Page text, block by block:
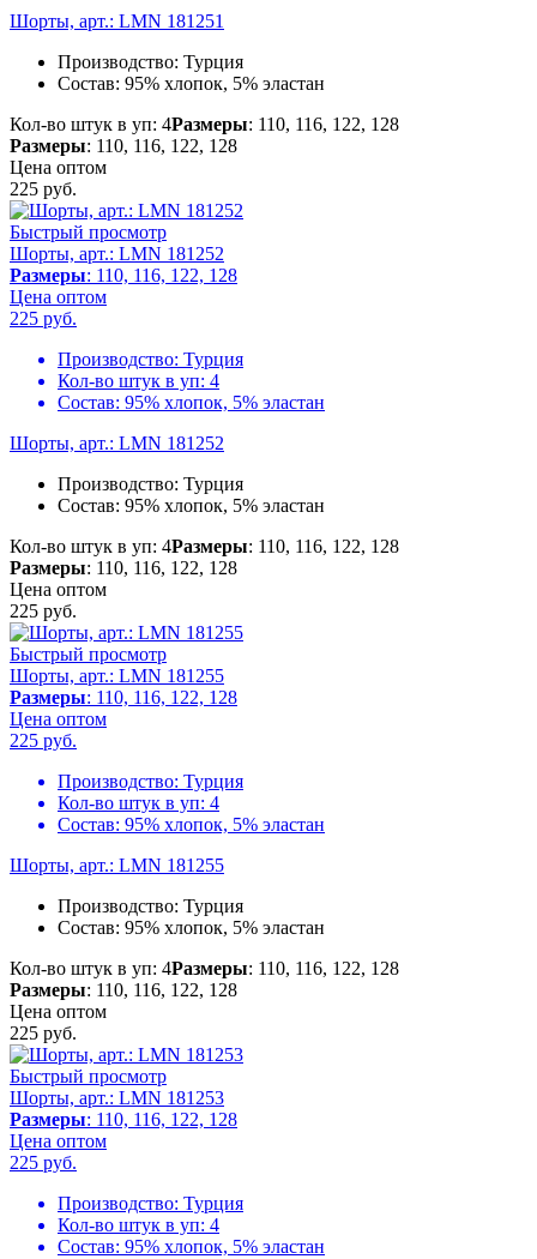
Шорты, арт.: LMN 181251
Производство: Турция
Состав: 95% хлопок, 5% эластан
Кол-во штук в уп: 4Размеры: 110, 116, 122, 128
Размеры: 110, 116, 122, 128
Цена оптом
225 руб.
Быстрый просмотр
Шорты, арт.: LMN 181252
Размеры: 110, 116, 122, 128
Цена оптом
225 руб.
Производство: Турция
Кол-во штук в уп: 4
Состав: 95% хлопок, 5% эластан
Шорты, арт.: LMN 181252
Производство: Турция
Состав: 95% хлопок, 5% эластан
Кол-во штук в уп: 4Размеры: 110, 116, 122, 128
Размеры: 110, 116, 122, 128
Цена оптом
225 руб.
Быстрый просмотр
Шорты, арт.: LMN 181255
Размеры: 110, 116, 122, 128
Цена оптом
225 руб.
Производство: Турция
Кол-во штук в уп: 4
Состав: 95% хлопок, 5% эластан
Шорты, арт.: LMN 181255
Производство: Турция
Состав: 95% хлопок, 5% эластан
Кол-во штук в уп: 4Размеры: 110, 116, 122, 128
Размеры: 110, 116, 122, 128
Цена оптом
225 руб.
Быстрый просмотр
Шорты, арт.: LMN 181253
Размеры: 110, 116, 122, 128
Цена оптом
225 руб.
Производство: Турция
Кол-во штук в уп: 4
Состав: 95% хлопок, 5% эластан